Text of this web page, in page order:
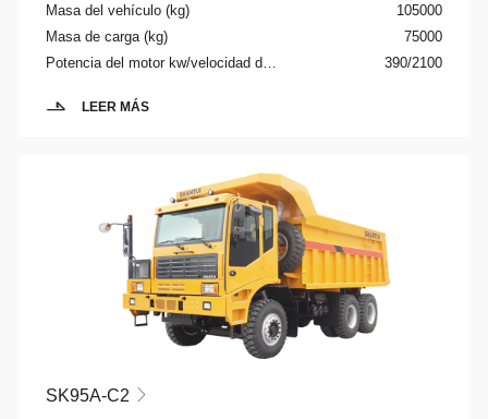
Masa del vehículo (kg)
105000
Masa de carga (kg)
75000
Potencia del motor kw/velocidad de rotación rpm
390/2100
LEER MÁS
SK95A-C2 